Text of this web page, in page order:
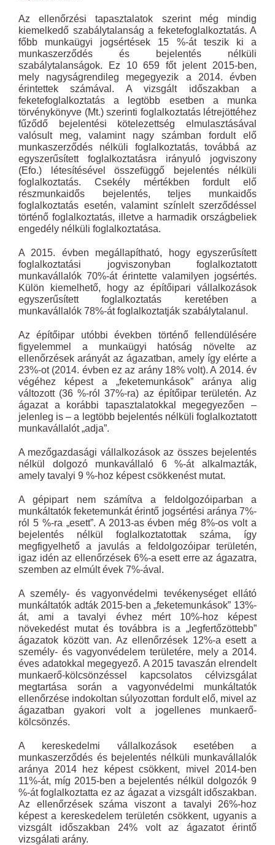
Az ellenőrzési tapasztalatok szerint még mindig
kiemelkedő szabálytalanság a feketefoglalkoztatás. A
főbb munkaügyi jogsértések 15 %-át teszik ki a
munkaszerződés és bejelentés nélküli
szabálytalanságok. Ez 10 659 főt jelent 2015-ben,
mely nagyságrendileg megegyezik a 2014. évben
érintettek számával. A vizsgált időszakban a
feketefoglalkoztatás a legtöbb esetben a munka
törvénykönyve (Mt.) szerinti foglalkoztatás létrejöttéhez
fűződő bejelentési kötelezettség elmulasztásával
valósult meg, valamint nagy számban fordult elő
munkaszerződés nélküli foglalkoztatás, továbbá az
egyszerűsített foglalkoztatásra irányuló jogviszony
(Efo.) létesítésével összefüggő bejelentés nélküli
foglalkoztatás. Csekély mértékben fordult elő
részmunkaidős bejelentés, teljes munkaidős
foglalkoztatás esetén, valamint színlelt szerződéssel
történő foglalkoztatás, illetve a harmadik országbeliek
engedély nélküli foglalkoztatása.
A 2015. évben megállapítható, hogy egyszerűsített
foglalkoztatási jogviszonyban foglalkoztatott
munkavállalók 70%-át érintette valamilyen jogsértés.
Külön kiemelhető, hogy az építőipari vállalkozások
egyszerűsített foglalkoztatás keretében a
munkavállalók 78%-át foglalkoztatják szabálytalanul.
Az építőipar utóbbi években történő fellendülésére
figyelemmel a munkaügyi hatóság növelte az
ellenőrzések arányát az ágazatban, amely így elérte a
23%-ot (2014. évben ez az arány 18% volt). A 2014. év
végéhez képest a „feketemunkások” aránya alig
változott (36 %-ról 37%-ra) az építőipar területén. Az
ágazat a korábbi tapasztalatokkal megegyezően –
jelenleg is – a legtöbb bejelentés nélküli foglalkoztatott
munkavállalót „adja”.
A mezőgazdasági vállalkozások az összes bejelentés
nélkül dolgozó munkavállaló 6 %-át alkalmazták,
amely tavalyi 9 %-hoz képest csökkenést mutat.
A gépipart nem számítva a feldolgozóiparban a
munkáltatók feketemunkát érintő jogsértési aránya 7%-
ról 5 %-ra „esett”. A 2013-as évben még 8%-os volt a
bejelentés nélkül foglalkoztatottak száma, így
megfigyelhető a javulás a feldolgozóipar területén,
igaz idén az ellenőrzések 6%-a esett erre az ágazatra,
szemben az elmúlt évek 7%-ával.
A személy- és vagyonvédelmi tevékenységet ellátó
munkáltatók adták 2015-ben a „feketemunkások” 13%-
át, ami a tavalyi évhez mért 10%-hoz képest
növekedést mutat és továbbra is a „legfertőzöttebb”
ágazatok között van. Az ellenőrzések 12%-a esett a
személy- és vagyonvédelem területére, mely a 2014.
éves adatokkal megegyező. A 2015 tavaszán elrendelt
munkaerő-kölcsönzéssel kapcsolatos célvizsgálat
megtartása során a vagyonvédelmi munkáltatók
ellenőrzése indokoltan súlyozottan fordult elő, mivel az
ágazatban gyakori volt a jogellenes munkaerő-
kölcsönzés.
A kereskedelmi vállalkozások esetében a
munkaszerződés és bejelentés nélküli munkavállalók
aránya 2014 hez képest csökkent, mivel 2014-ben
11%-át, míg 2015-ben a bejelentés nélkül dolgozók 9
%-át foglalkoztatta ez az ágazat a vizsgált időszakban.
Az ellenőrzések száma viszont a tavalyi 26%-hoz
képest a kereskedelem területén csökkent, ugyanis a
vizsgált időszakban 24% volt az ágazatot érintő
vizsgálati arány.